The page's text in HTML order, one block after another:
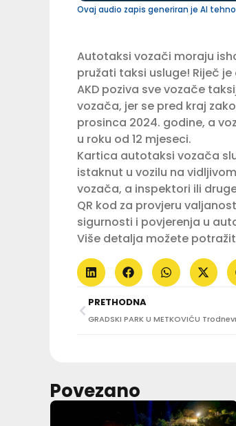
Ovaj audio zapis generiran je AI
Autotaksi vozači moraju
pružati taksi usluge! Riječ
AKD poziva sve vozače
vozača, jer se pred kraj
prosinca 2024. godine, a
u roku od 12 mjeseci.
Kartica autotaksi vozača
istaknut u vozilu na
vozača, a inspektori ili
QR kod za provjeru
sigurnosti i povjerenja u
Više detalja možete
PRETHODNA
Povezano